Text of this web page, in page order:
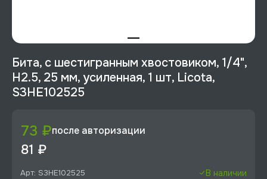
Бита, с шестигранным хвостовиком, 1/4",
H2.5, 25 мм, усиленная, 1 шт, Licota,
S3HE102525
73 ₽после авторизации
81 ₽
Арт: S3HE102525 В наличии